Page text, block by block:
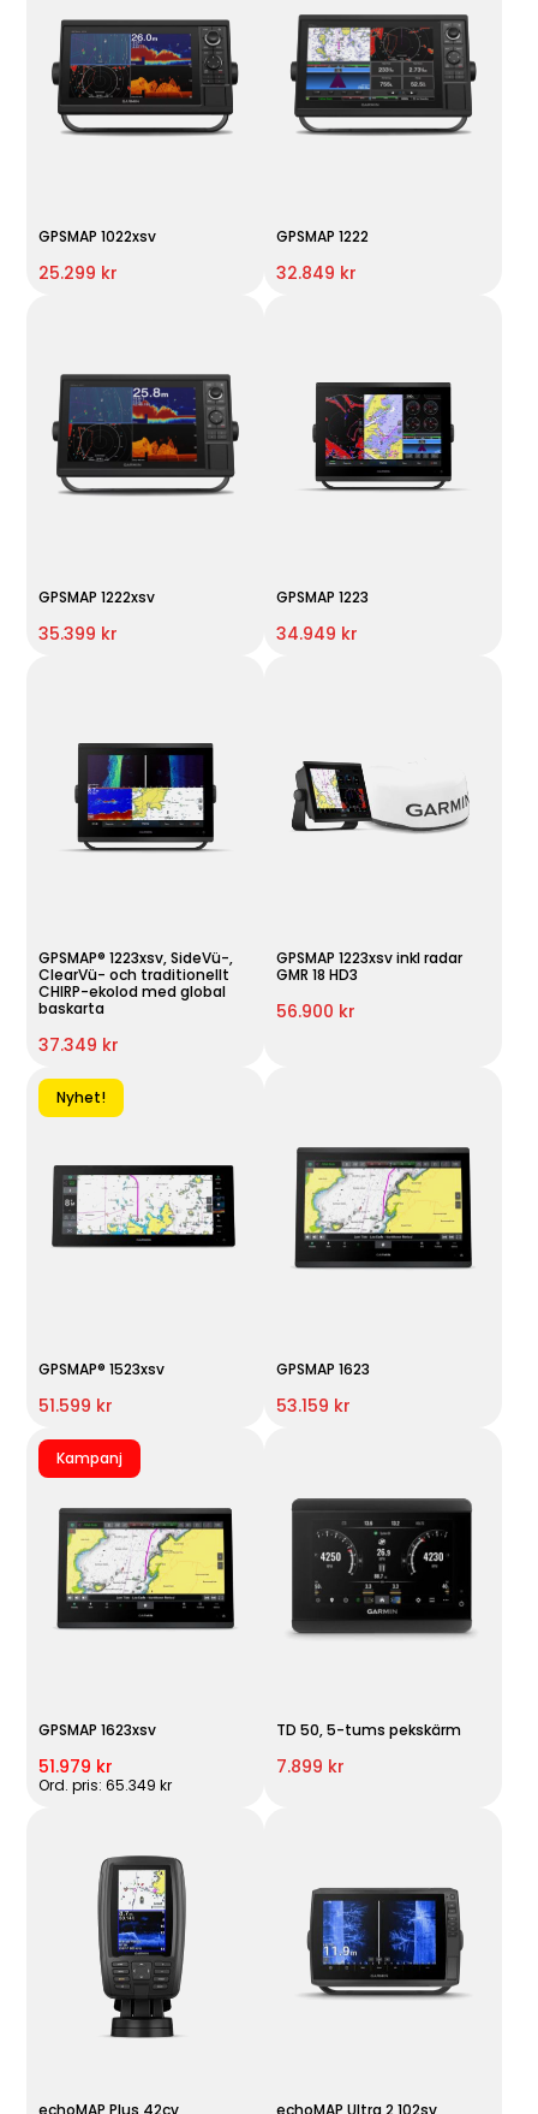
GPSMAP 1022xsv
25.299 kr
GPSMAP 1222
32.849 kr
GPSMAP 1222xsv
35.399 kr
GPSMAP 1223
34.949 kr
GPSMAP® 1223xsv, SideVü-,
ClearVü- och traditionellt
CHIRP-ekolod med global
baskarta
37.349 kr
GPSMAP 1223xsv inkl radar
GMR 18 HD3
56.900 kr
Nyhet!
GPSMAP® 1523xsv
51.599 kr
GPSMAP 1623
53.159 kr
Kampanj
GPSMAP 1623xsv
51.979 kr
Ord. pris: 65.349 kr
TD 50, 5-tums pekskärm
7.899 kr
echoMAP Plus 42cv echoMAP Ultra 2 102sv